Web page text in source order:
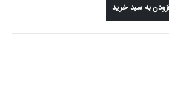
به سبد خرید